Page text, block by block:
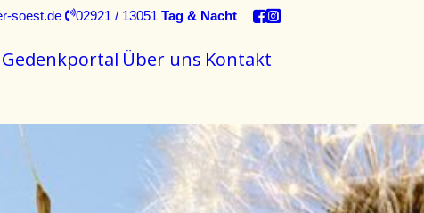
soest.de 02921 / 13051 Tag & Nacht
Gedenkportal Über uns Kontakt